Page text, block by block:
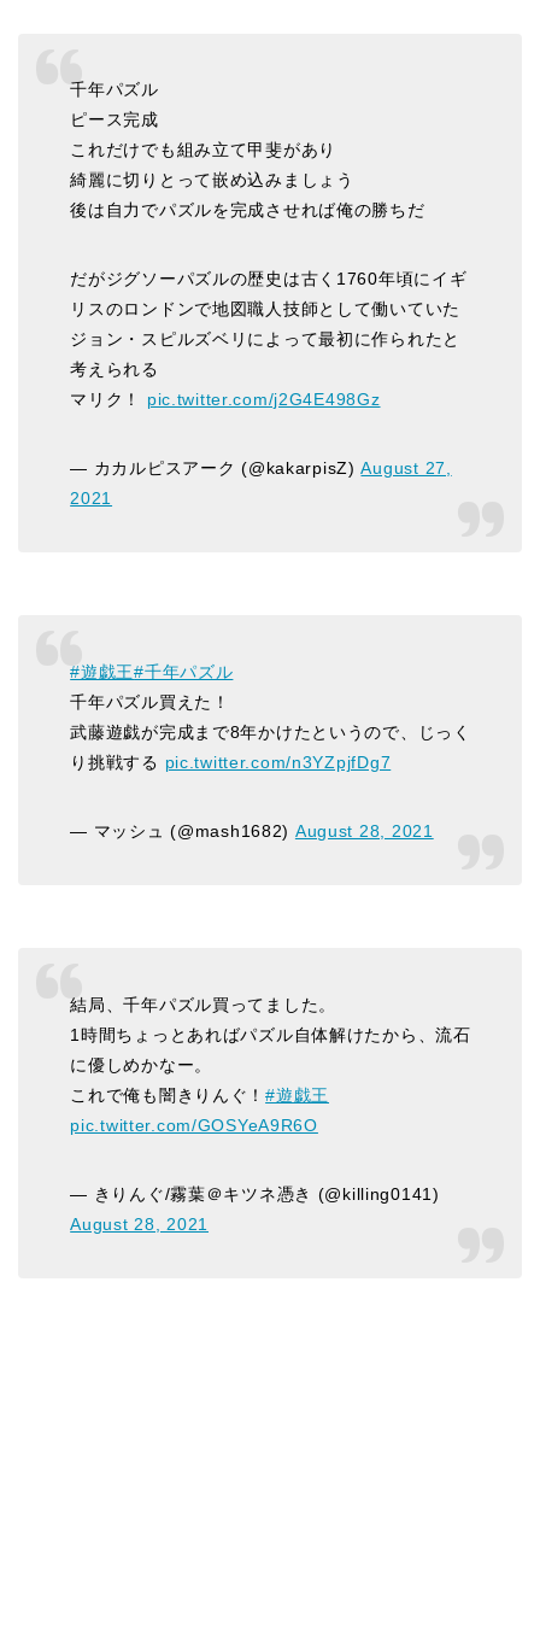
千年パズル
ピース完成
これだけでも組み立て甲斐があり
綺麗に切りとって嵌め込みましょう
後は自力でパズルを完成させれば俺の勝ちだ
だがジグソーパズルの歴史は古く1760年頃にイギ
リスのロンドンで地図職人技師として働いていた
ジョン・スピルズベリによって最初に作られたと
考えられる
マリク！ pic.twitter.com/j2G4E498Gz
— カカルピスアーク (@kakarpisZ)August 27,
2021
#遊戯王#千年パズル
千年パズル買えた！
武藤遊戯が完成まで8年かけたというので、じっく
り挑戦する pic.twitter.com/n3YZpjfDg7
— マッシュ (@mash1682) August 28, 2021
結局、千年パズル買ってました。
1時間ちょっとあればパズル自体解けたから、流石
に優しめかなー。
これで俺も闇きりんぐ！#遊戯王
pic.twitter.com/GOSYeA9R6O
— きりんぐ/霧葉＠キツネ憑き (@killing0141)
August 28, 2021